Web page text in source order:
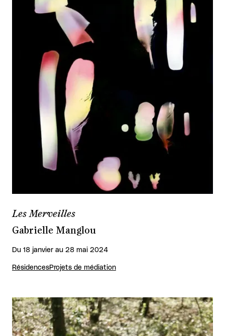
Les Merveilles
Gabrielle Manglou
Du 18 janvier au 28 mai 2024
RésidencesProjets de médiation